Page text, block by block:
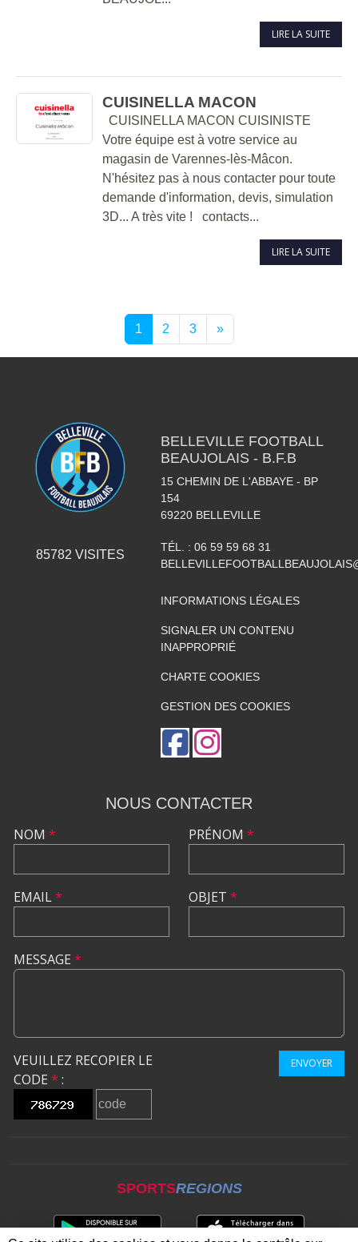
LIRE LA SUITE
CUISINELLA MACON
CUISINELLA MACON CUISINISTE
Votre équipe est à votre service au
magasin de Varennes-lès-Mâcon.
N'hésitez pas à nous contacter pour toute
demande d'information, devis, simulation
3D... A très vite ! contacts...
LIRE LA SUITE
1 2 3 »
85782 VISITES
BELLEVILLE FOOTBALL
BEAUJOLAIS - B.F.B
15 CHEMIN DE L'ABBAYE - BP
154
69220 BELLEVILLE
TÉL. : 06 59 59 68 31
INFORMATIONS LÉGALES
SIGNALER UN CONTENU
INAPPROPRIÉ
CHARTE COOKIES
GESTION DES COOKIES
NOUS CONTACTER
NOM *
EMAIL*
PRÉNOM *
OBJET *
MESSAGE *
VEUILLEZ RECOPIER LE
CODE * :
ENVOYER
SPORTSREGIONS